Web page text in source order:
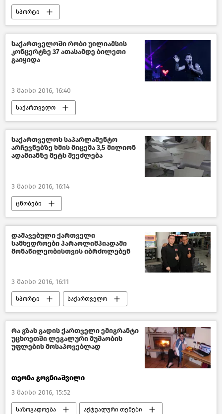
სპორტი
საქართველოში რობი უილიამსის
კონცერტზე 37 ათასამდე ბილეთი
გაიყიდა
3 მაისი 2016, 16:40
საქართველო
კულტურა საქართველოში
საქართველოს საპარლამენტო
არჩევნებზე ხმის მიცემა 3,5 მილიონ
ადამიანზე მეტს შეეძლება
3 მაისი 2016, 16:14
ცნობები
დაშავებული ქართველი
სამხედროები პარაოლიმპიადაში
მონაწილეობისთვის იბრძოლებენ
3 მაისი 2016, 16:11
სპორტი საქართველო
მსოფლიოს ახალი ამბები
რა გზას გადის ქართველი ემიგრანტი
უცხოეთში ლეგალური მუშაობის
უფლების მოსაპოვებლად
თეონა გოგნიაშვილი
3 მაისი 2016, 15:52
საზოგადოება აქტუალური თემები